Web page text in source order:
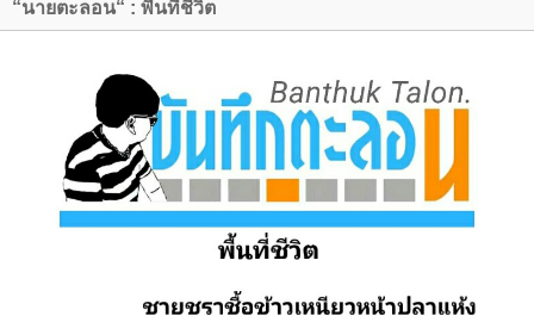
“นายตะลอน“ : พื้นที่ชีวิต